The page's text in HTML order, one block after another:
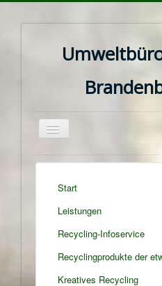
Navigation
Start
Leistungen
Recycling-Infoservice
Recyclingprodukte der
Kreatives Recycling